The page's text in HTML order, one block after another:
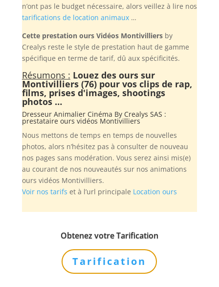
n’ont pas le budget nécessaire, alors veillez à lire nos
tarifications de location animaux…
Cette prestation ours Vidéos Montivilliersby
Crealys reste le style de prestation haut de gamme
spécifique en terme de tarif, dû aux spécificités.
Résumons : Louez des ours sur
Montivilliers (76) pour vos clips de rap,
films, prises d'images, shootings
photos …
Dresseur Animalier Cinéma By Crealys SAS :
prestataire ours vidéos Montivilliers
Nous mettons de temps en temps de nouvelles
photos, alors n’hésitez pas à consulter de nouveau
nos pages sans modération. Vous serez ainsi mis(e)
au courant de nos nouveautés sur nos animations
ours vidéos Montivilliers.
Voir nos tarifs et à l’url principale Location ours
Obtenez votre Tarification
Tarification